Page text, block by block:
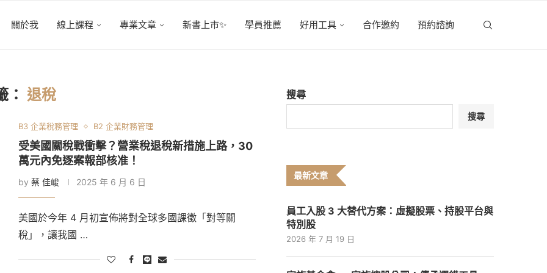
關於我 線上課程 專業文章 新書上市✨ 學員推薦 好用工具 合作邀約 預約諮詢
： 退稅
B3 企業稅務管理 B2 企業財務管理
受美國關稅戰衝擊？營業稅退稅新措施上路，30
萬元內免逐案報部核准！
by 蔡 佳峻 2025 年 6 月 6 日
美國於今年 4 月初宣佈將對全球多國課徵「對等關
稅」，讓我國 …
搜尋
搜尋
最新文章
員工入股 3 大替代方案：虛擬股票、持股平台與
特別股
2026 年 7 月 19 日